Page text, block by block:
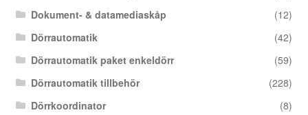
Dokument- & datamediaskåp
(12)
Dörrautomatik
(42)
Dörrautomatik paket enkeldörr
(59)
Dörrautomatik tillbehör
(228)
Dörrkoordinator
(8)